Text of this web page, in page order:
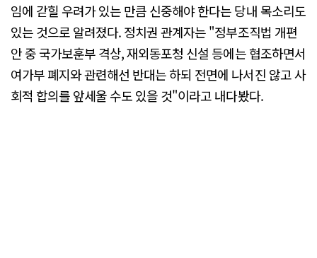
임에 갇힐 우려가 있는 만큼 신중해야 한다는 당내 목소리도
있는 것으로 알려졌다. 정치권 관계자는 "정부조직법 개편
안 중 국가보훈부 격상, 재외동포청 신설 등에는 협조하면서
여가부 폐지와 관련해선 반대는 하되 전면에 나서진 않고 사
회적 합의를 앞세울 수도 있을 것"이라고 내다봤다.